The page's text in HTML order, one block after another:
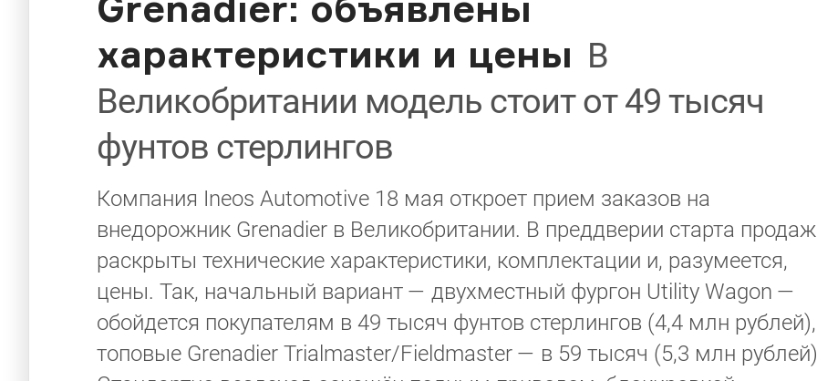
характеристики и цены В
Великобритании модель стоит от 49 тысяч
фунтов стерлингов
Компания Ineos Automotive 18 мая откроет прием заказов на
внедорожник Grenadier в Великобритании. В преддверии старта продаж
раскрыты технические характеристики, комплектации и, разумеется,
цены. Так, начальный вариант — двухместный фургон Utility Wagon —
обойдется покупателям в 49 тысяч фунтов стерлингов (4,4 млн рублей),
топовые Grenadier Trialmaster/Fieldmaster — в 59 тысяч (5,3 млн